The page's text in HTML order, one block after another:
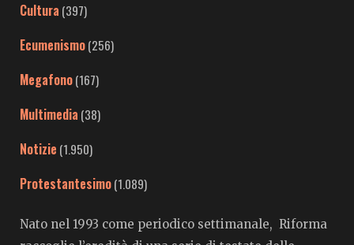
Cultura (397)
Ecumenismo(256)
Megafono(167)
Multimedia (38)
Notizie (1.950)
Protestantesimo(1.089)
Nato nel 1993 come periodico settimanale, Riforma